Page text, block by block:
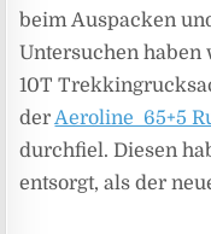
beim Auspacken
Untersuchen haben
10T
der Aeroline 65+5
durchfiel. Diesen
entsorgt, als der